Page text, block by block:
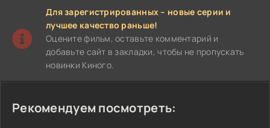
Для зарегистрированных – новые серии и
лучшее качество раньше!
Оцените фильм, оставьте комментарий и
добавьте сайт в закладки, чтобы не пропускать
новинки Киного.
Рекомендуем посмотреть: